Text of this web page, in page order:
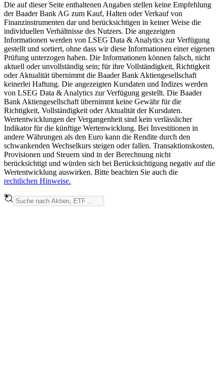
Die auf dieser Seite enthaltenen Angaben stellen keine Empfehlung
der Baader Bank AG zum Kauf, Halten oder Verkauf von
Finanzinstrumenten dar und berücksichtigen in keiner Weise die
individuellen Verhältnisse des Nutzers. Die angezeigten
Informationen werden von LSEG Data & Analytics zur Verfügung
gestellt und sortiert, ohne dass wir diese Informationen einer eigenen
Prüfung unterzogen haben. Die Informationen können falsch, nicht
aktuell oder unvollständig sein; für ihre Vollständigkeit, Richtigkeit
oder Aktualität übernimmt die Baader Bank Aktiengesellschaft
keinerlei Haftung. Die angezeigten Kursdaten und Indizes werden
von LSEG Data & Analytics zur Verfügung gestellt. Die Baader
Bank Aktiengesellschaft übernimmt keine Gewähr für die
Richtigkeit, Vollständigkeit oder Aktualität der Kursdaten.
Wertentwicklungen der Vergangenheit sind kein verlässlicher
Indikator für die künftige Wertenwicklung. Bei Investitionen in
andere Währungen als den Euro kann die Rendite durch den
schwankenden Wechselkurs steigen oder fallen. Transaktionskosten,
Provisionen und Steuern sind in der Berechnung nicht
berücksichtigt und würden sich bei Berücksichtigung negativ auf die
Wertentwicklung auswirken. Bitte beachten Sie auch die
rechtlichen Hinweise.